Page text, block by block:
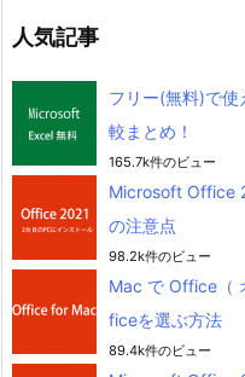
人気記事
フリー(無料)で
較まとめ！
165.7k件のビュー
Microsoft Office
の注意点
98.2k件のビュー
Mac で Office（
ficeを選ぶ方法
89.4k件のビュー